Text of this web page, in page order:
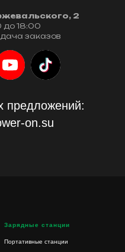
2
до 18:00
заказов
предложений:
on.su
Зарядные станции
Портативные станции